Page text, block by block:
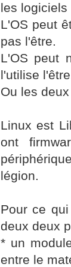
les logiciels
L'OS peut
pas l'être.
L'OS peut
l'utilise
Ou les
Linux est
ont
légion.
Pour ce
deux deux
* un
entre le